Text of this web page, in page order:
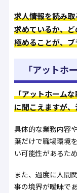
求人情報を読み
求めているか、
極めることが、
「アットホ
「アットホーム
に聞こえますが
具体的な業務内容
葉だけで職場環境
い可能性があるため
また、過度に人間
事の境界が曖昧で